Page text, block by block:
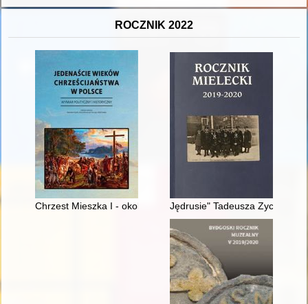
ROCZNIK 2022
Chrzest Mieszka I - okoliczności i znaczenieJędrusie" Tadeusza Zycha